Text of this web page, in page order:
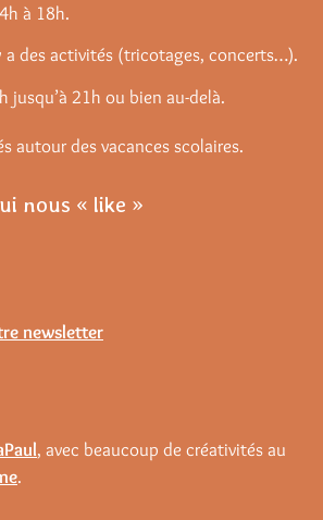
à 18h.
a des activités (tricotages, concerts…).
jusqu’à 21h ou bien au-delà.
autour des vacances scolaires.
nous « like »
newsletter
, avec beaucoup de créativités au
.